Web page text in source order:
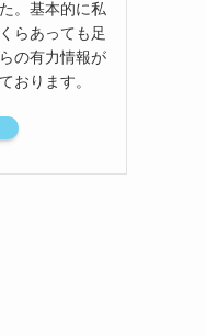
。基本的に私
らあっても足
の有力情報が
おります。